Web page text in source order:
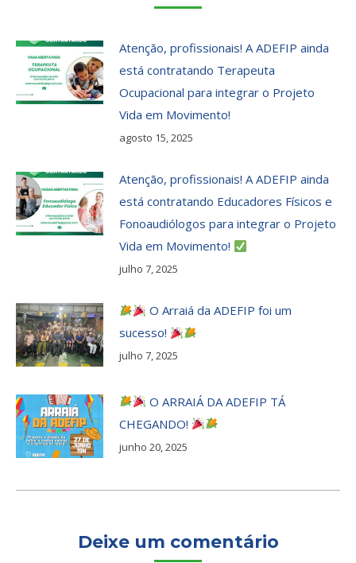
Atenção, profissionais! A ADEFIP ainda
está contratando Terapeuta
Ocupacional para integrar o Projeto
Vida em Movimento!
agosto 15, 2025
Atenção, profissionais! A ADEFIP ainda
está contratando Educadores Físicos e
Fonoaudiólogos para integrar o Projeto
Vida em Movimento!
julho 7, 2025
O Arraiá da ADEFIP foi um
sucesso!
julho 7, 2025
O ARRAIÁ DA ADEFIP TÁ
CHEGANDO!
junho 20, 2025
Deixe um comentário